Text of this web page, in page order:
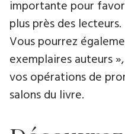
importante pour
plus près des lecteurs.
Vous pourrez
exemplaires auteurs
vos opérations de
salons du livre.